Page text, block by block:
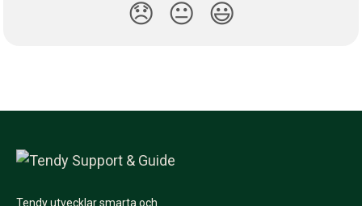
😞 😐 😃
Tendy utvecklar smarta och